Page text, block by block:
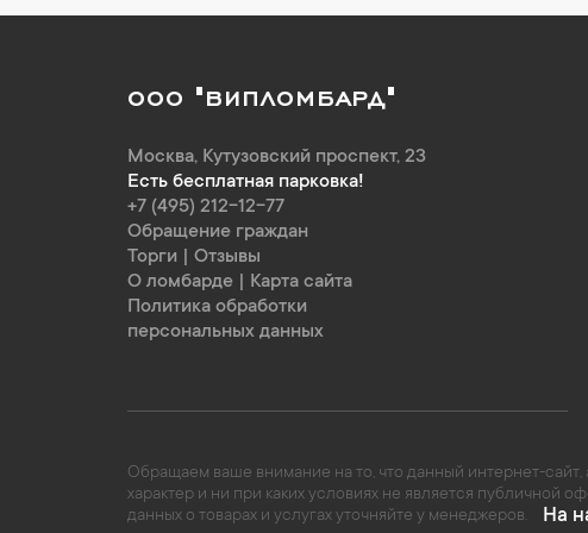
ООО "ВИПЛОМБАРД"
Москва, Кутузовский проспект, 23
Есть бесплатная парковка!
+7 (495) 212-12-77
Обращение граждан
Торги
Отзывы
О ломбарде
Карта сайта
Политика обработки
персональных данных
Обращаем ваше внимание на то, что данный интернет-
характер и ни при каких условиях не является публичной
данных о товарах и услугах уточняйте у менеджеров.
На